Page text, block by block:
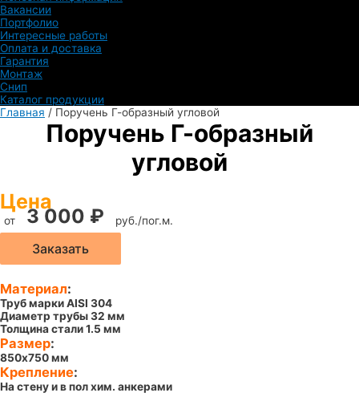
Вакансии
Портфолио
Интересные работы
Оплата и доставка
Гарантия
Монтаж
Снип
Каталог продукции
Главная / Поручень Г-образный угловой
Поручень Г-образный
угловой
Цена
от 3 000 ₽ руб./пог.м.
Заказать
Материал:
Труб марки AISI 304
Диаметр трубы 32 мм
Толщина стали 1.5 мм
Размер:
850х750 мм
Крепление:
На стену и в пол хим. анкерами